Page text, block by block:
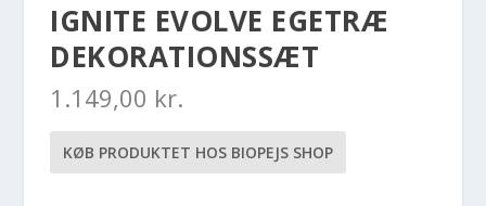
IGNITE EVOLVE EGETRÆ
DEKORATIONSSÆT
1.149,00 kr.
KØB PRODUKTET HOS BIOPEJS SHOP